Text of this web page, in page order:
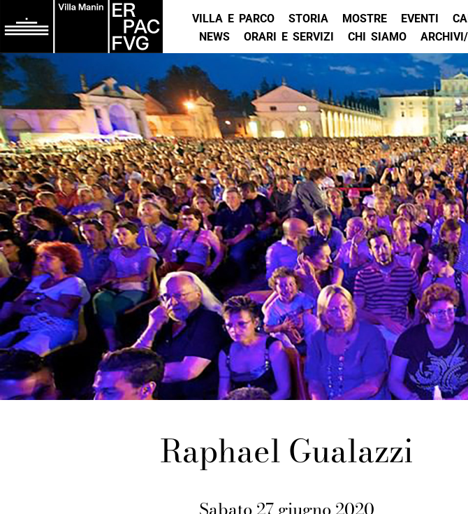
VILLA E PARCO STORIA MOSTRE EVENTI
NEWS
ORARI E SERVIZI CHI SIAMO
Raphael Gualazzi